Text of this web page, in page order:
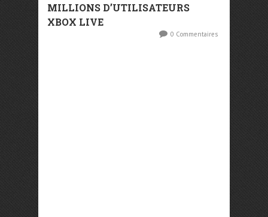
MILLIONS D’UTILISATEURS
XBOX LIVE
0 Commentaires